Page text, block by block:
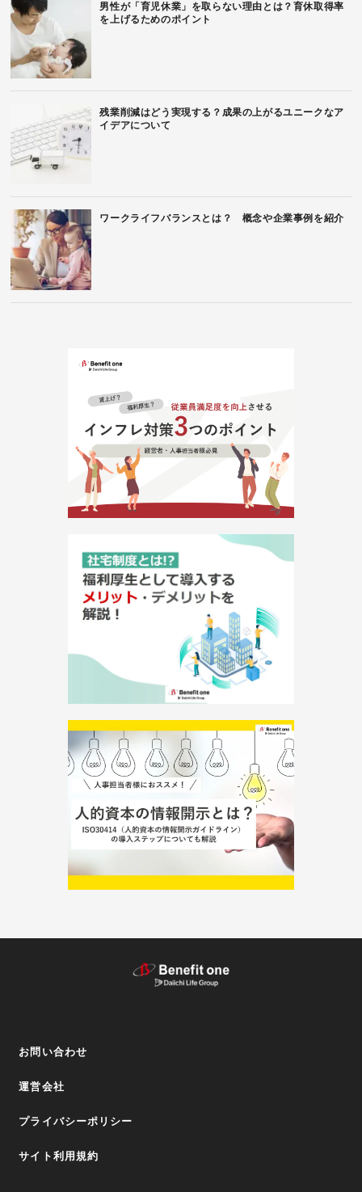
男性が「育児休業」を取らない理由とは？育休取得率
を上げるためのポイント
残業削減はどう実現する？成果の上がるユニークなア
イデアについて
ワークライフバランスとは？ 概念や企業事例を紹介
お問い合わせ
運営会社
プライバシーポリシー
サイト利用規約